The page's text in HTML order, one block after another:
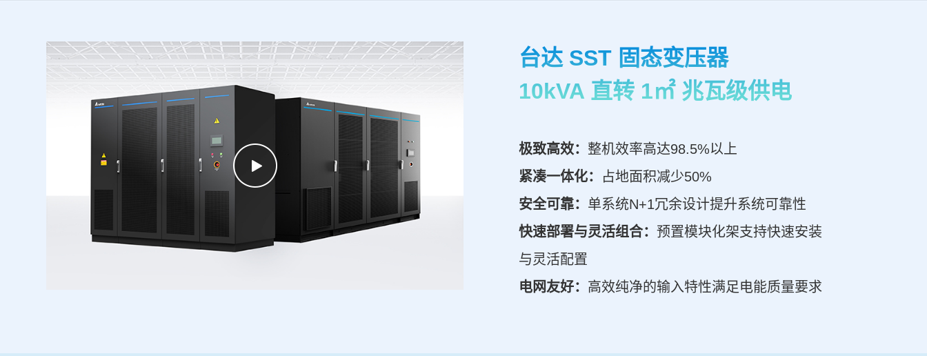
台达 SST 固态变压器
10kVA 直转 1㎡ 兆瓦级供电
极致高效： 整机效率高达98.5%以上
紧凑一体化：
占地面积减少50%
安全可靠： 单系统N+1冗余设计提升系统可靠性
快速部署与灵活组合： 预置模块化架支持快速安装
与灵活配置
电网友好： 高效纯净的输入特性满足电能质量要求